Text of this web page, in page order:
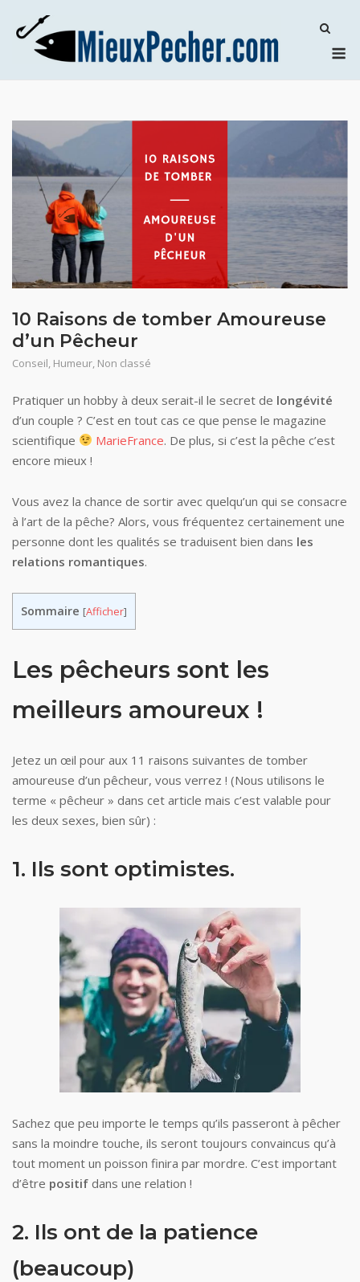
content
10 Raisons de tomber Amoureuse
d’un Pêcheur
Conseil, Humeur, Non classé
Pratiquer un hobby à deux serait-il le secret de longévité
d’un couple ? C’est en tout cas ce que pense le magazine
scientifique
MarieFrance. De plus, si c’est la pêche c’est
encore mieux !
Vous avez la chance de sortir avec quelqu’un qui se consacre
à l’art de la pêche? Alors, vous fréquentez certainement une
personne dont les qualités se traduisent bien dans les
relations romantiques.
Sommaire [Afficher]
Les pêcheurs sont les
meilleurs amoureux !
Jetez un œil pour aux 11 raisons suivantes de tomber
amoureuse d’un pêcheur, vous verrez ! (Nous utilisons le
terme « pêcheur » dans cet article mais c’est valable pour
les deux sexes, bien sûr) :
1. Ils sont optimistes.
Sachez que peu importe le temps qu’ils passeront à pêcher
sans la moindre touche, ils seront toujours convaincus qu’à
tout moment un poisson finira par mordre. C’est important
d’être positif dans une relation !
2. Ils ont de la patience
(beaucoup)